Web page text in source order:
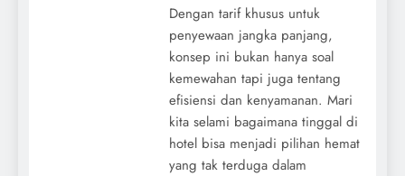
Dengan tarif khusus untuk
penyewaan jangka panjang,
konsep ini bukan hanya soal
kemewahan tapi juga tentang
efisiensi dan kenyamanan. Mari
kita selami bagaimana tinggal di
hotel bisa menjadi pilihan hemat
yang tak terduga dalam